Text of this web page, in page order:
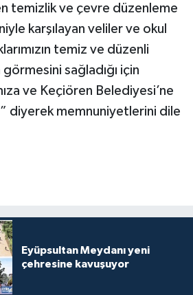
temizlik ve çevre düzenleme
karşılayan veliler ve okul
temiz ve düzenli
sağladığı için
ve Keçiören Belediyesi’ne
diyerek memnuniyetlerini dile
Eyüpsultan Meydanı yeni
çehresine kavuşuyor